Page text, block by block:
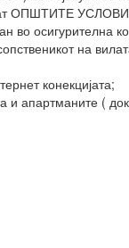
ОПШТИТЕ
во осигурителна
на
конекцијата;
апартманите (